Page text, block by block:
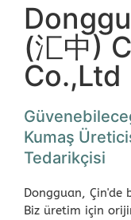
(汇中)
Co.,Ltd
Kumaş
Tedarikçisi
Dongguan, Çin'de
Biz üretim için